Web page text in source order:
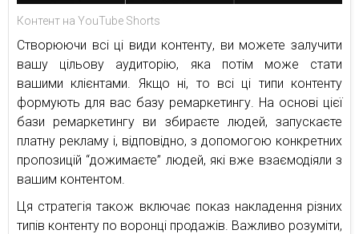
Контент на YouTube Shorts
Створюючи всі ці види контенту, ви можете залучити
вашу цільову аудиторію, яка потім може стати
вашими клієнтами. Якщо ні, то всі ці типи контенту
формують для вас базу ремаркетингу. На основі цієї
бази ремаркетингу ви збираєте людей, запускаєте
платну рекламу і, відповідно, з допомогою конкретних
пропозицій “дожимаєте” людей, які вже взаємодіяли з
вашим контентом.
Ця стратегія також включає показ накладення різних
типів контенту по воронці продажів. Важливо розуміти,